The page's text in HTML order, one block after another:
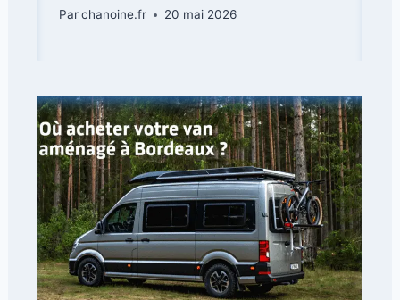
Parchanoine.fr 20 mai 2026